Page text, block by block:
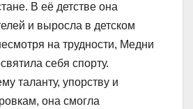
В её детстве она
и выросла в детском
на трудности, Медни
себя спорту.
таланту, упорству и
она смогла